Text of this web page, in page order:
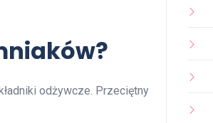
odżywcze. Przeciętny